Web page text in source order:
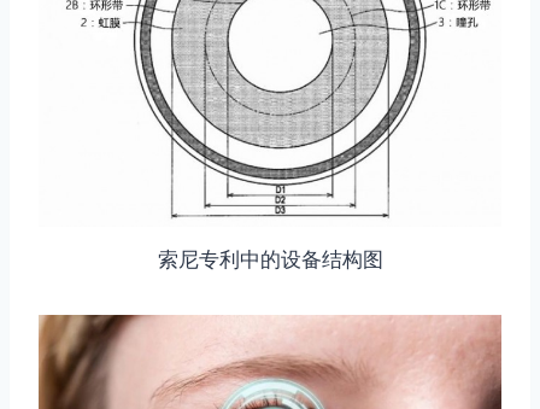
索尼专利中的设备结构图
取消